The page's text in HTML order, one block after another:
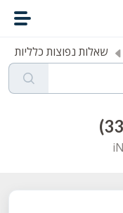
שאלות נפוצות כלליות